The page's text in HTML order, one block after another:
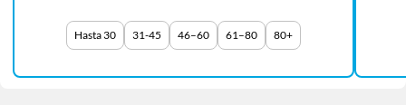
Hasta 30 31-45 46–60 61–80 80+